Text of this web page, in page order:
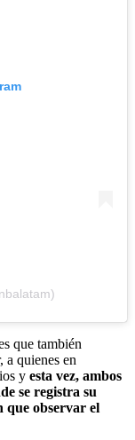
que también
a quienes en
y esta vez, ambos
se registra su
que observar el